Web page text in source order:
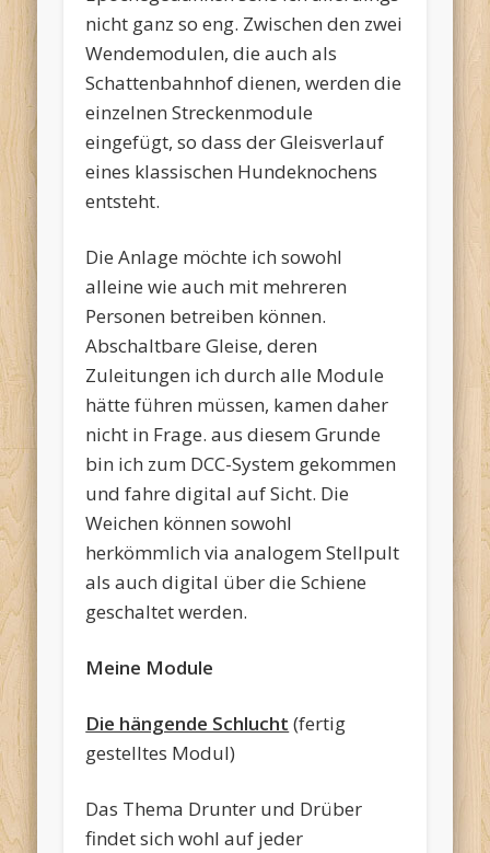
nicht ganz so eng. Zwischen den zwei
Wendemodulen, die auch als
Schattenbahnhof dienen, werden die
einzelnen Streckenmodule
eingefügt, so dass der Gleisverlauf
eines klassischen Hundeknochens
entsteht.
Die Anlage möchte ich sowohl
alleine wie auch mit mehreren
Personen betreiben können.
Abschaltbare Gleise, deren
Zuleitungen ich durch alle Module
hätte führen müssen, kamen daher
nicht in Frage. aus diesem Grunde
bin ich zum DCC-System gekommen
und fahre digital auf Sicht. Die
Weichen können sowohl
herkömmlich via analogem Stellpult
als auch digital über die Schiene
geschaltet werden.
Meine Module
Die hängende Schlucht (fertig
gestelltes Modul)
Das Thema Drunter und Drüber
findet sich wohl auf jeder